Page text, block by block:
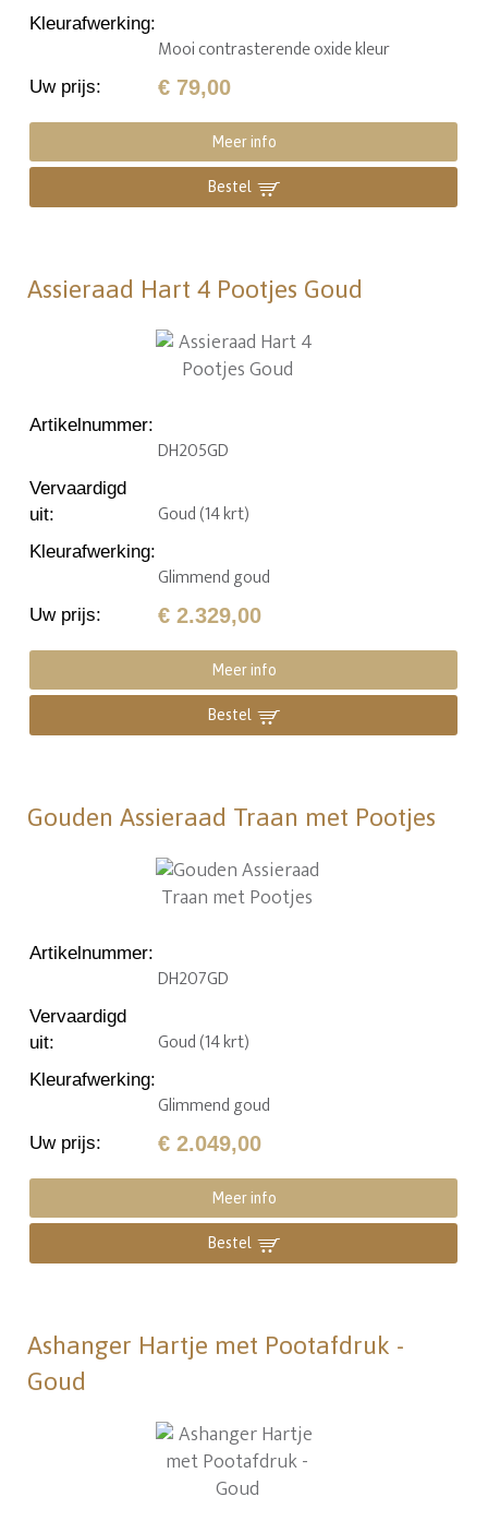
Kleurafwerking:
Mooi contrasterende oxide kleur
Uw prijs: € 79,00
Meer info
Bestel
Assieraad Hart 4 Pootjes Goud
Artikelnummer:
DH205GD
Vervaardigd
uit: Goud (14 krt)
Kleurafwerking:
Glimmend goud
Uw prijs: € 2.329,00
Meer info
Bestel
Gouden Assieraad Traan met Pootjes
Artikelnummer:
DH207GD
Vervaardigd
uit: Goud (14 krt)
Kleurafwerking:
Glimmend goud
Uw prijs: € 2.049,00
Meer info
Bestel
Ashanger Hartje met Pootafdruk -
Goud